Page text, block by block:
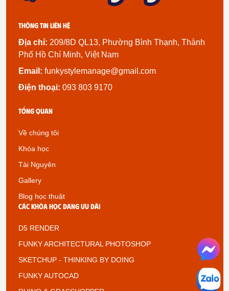
Thông tin liên hệ
Địa chỉ: 209/8D QL13, Phường Bình Thạnh, Thành
Phố Hồ Chí Minh, Việt Nam
Email: funkystylemanage@gmail.com
Điện thoại: 093 803 9170
Tổng quan
Về chúng tôi
Khóa học
Tài Nguyên
Gallery
Blog học thuật
Các khóa học đang ưu đãi
D5 RENDER
FUNKY ARCHITECTURAL PHOTOSHOP
SKETCHUP - THINKING BY DOING
FUNKY AUTOCAD